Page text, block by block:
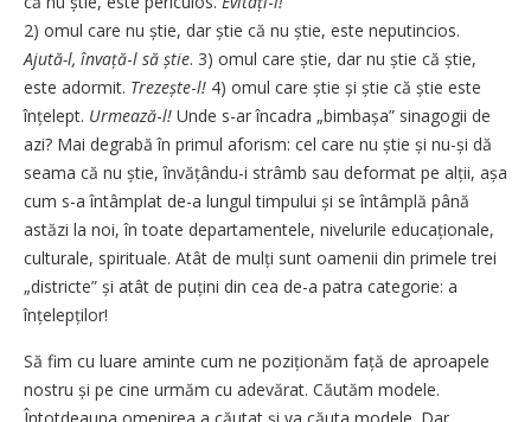
2) omul care nu știe, dar știe că nu știe, este neputincios.
Ajută-l, învață-l să știe. 3) omul care știe, dar nu știe că știe,
este adormit. Trezește-l! 4) omul care știe și știe că știe este
înțelept. Urmează-l! Unde s-ar încadra „bimbașa” sinagogii de
azi? Mai degrabă în primul aforism: cel care nu știe și nu-și dă
seama că nu știe, învățându-i strâmb sau deformat pe alții, așa
cum s-a întâmplat de-a lungul timpului și se întâmplă până
astăzi la noi, în toate departamentele, nivelurile edu­caționale,
culturale, spirituale. Atât de mulți sunt oamenii din primele trei
„districte” și atât de puțini din cea de-a patra categorie: a
înțelepților!
Să fim cu luare aminte cum ne poziționăm față de aproapele
nostru și pe cine urmăm cu adevărat. Căutăm modele.